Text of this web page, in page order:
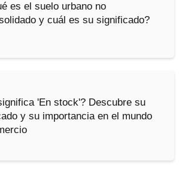
es el suelo urbano no
y cuál es su significado?
'En stock'? Descubre su
y su importancia en el mundo